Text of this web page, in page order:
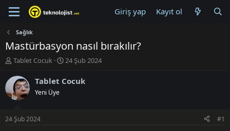
Giriş yap Kayıt ol
Sağlık
Mastürbasyon nasıl bırakılır?
K
n
u
y
B
a
Tablet Cocuk
B
ş
24 Şub 2024
Tablet Cocuk
Yeni Üye
24 Şub 2024 #1